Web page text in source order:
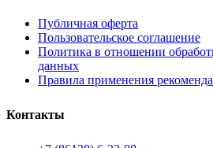
Публичная оферта
Пользовательское соглашение
Политика в отношении
данных
Правила применения
Контакты